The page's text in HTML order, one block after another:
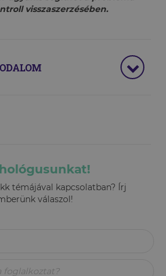
visszaszerzésében.
témájával kapcsolatban? Írj
válaszol!